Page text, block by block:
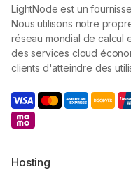
LightNode est un
Nous utilisons notre
réseau mondial de calcul
des services cloud
clients d'atteindre des
Hosting